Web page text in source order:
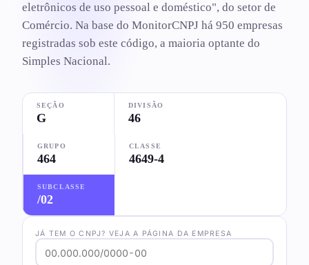
eletrônicos de uso pessoal e doméstico", do setor de
Comércio. Na base do MonitorCNPJ há 950 empresas
registradas sob este código, a maioria optante do
Simples Nacional.
SEÇÃO
G
DIVISÃO
46
GRUPO
464
CLASSE
4649-4
SUBCLASSE
/02
JÁ TEM O CNPJ? VEJA A PÁGINA DA EMPRESA